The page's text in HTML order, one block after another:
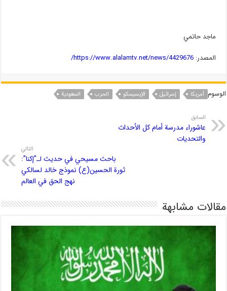
ماجد حاتمي
المصدر:https://www.alalamtv.net/news/4429676/
الوسوم أمریکا إسرائیل الإيسيسكو الحرب السعودیة
السابق
عاشوراء مدرسة أمام كل الأحداث
والتحديات
التالي
باحث مسيحي في حديث لـ”إکنا”:
ثورة الحسین(ع) نموذج خالد لسالکي
نهج الحق في العالم
مقالات مشابهة